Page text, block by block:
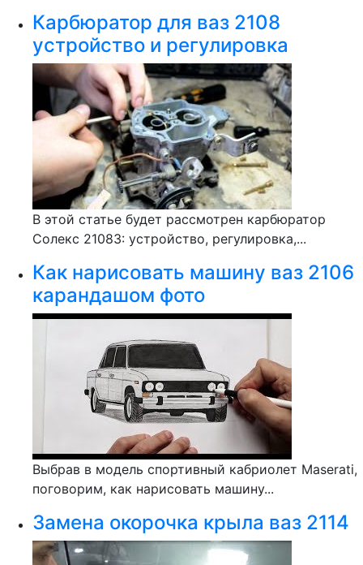
Карбюратор для ваз 2108
устройство и регулировка
В этой статье будет рассмотрен карбюратор
Солекс 21083: устройство, регулировка,...
Как нарисовать машину ваз 2106
карандашом фото
Выбрав в модель спортивный кабриолет Maserati,
поговорим, как нарисовать машину...
Замена окорочка крыла ваз 2114